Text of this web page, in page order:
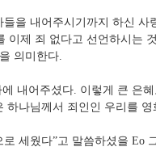
을 내어주시기까지 하신 사
이제 죄 없다고 선언하시는
의미한다.
내어주셨다. 이렇게 큰 은
하나님께서 죄인인 우리를
로 세웠다”고 말씀하셨을 Eo